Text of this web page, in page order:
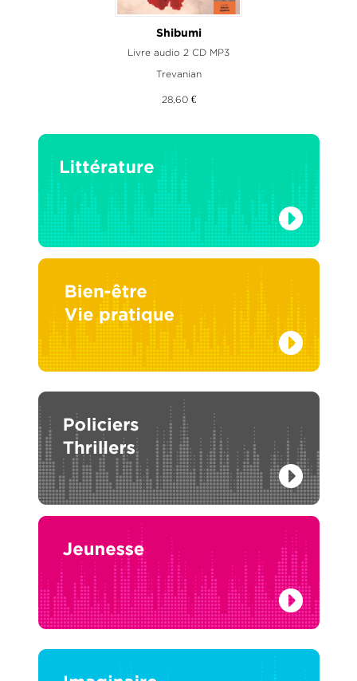
Shibumi
Livre audio 2 CD MP3
Trevanian
28,60 €